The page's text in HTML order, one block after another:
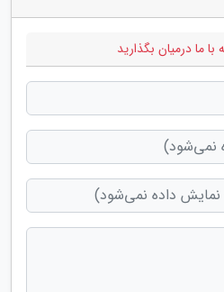
ما درمیان بگذارید